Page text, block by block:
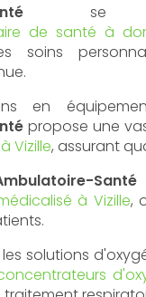
se
de santé à
soins
en
propose une
Vizille, assurant
Santé
à Vizille,
solutions